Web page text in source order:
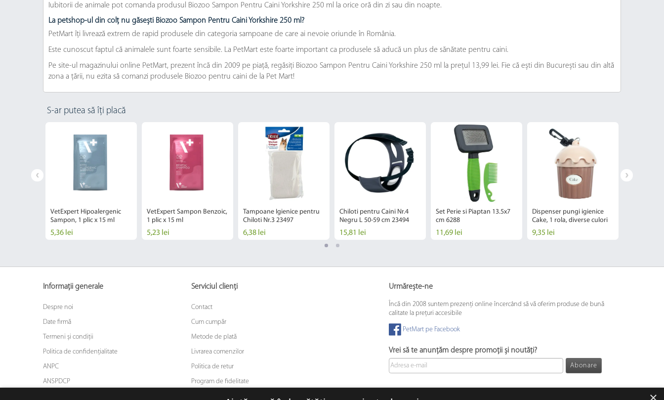
Iubitorii de animale pot comanda produsul Biozoo Sampon Pentru Caini Yorkshire 250 ml la orice oră din zi sau din noapte.
La petshop-ul din colț nu găsești Biozoo Sampon Pentru Caini Yorkshire 250 ml?
PetMart îți livrează extrem de rapid produsele din categoria sampoane de care ai nevoie oriunde în România.
Este cunoscut faptul că animalele sunt foarte sensibile. La PetMart este foarte important ca produsele să aducă un plus de sănătate pentru caini.
Pe site-ul magazinului online PetMart, prezent încă din 2009 pe piață, regăsiți Biozoo Sampon Pentru Caini Yorkshire 250 ml la prețul 13,99 lei. Fie că ești din București sau din altă
zona a țării, nu ezita să comanzi produsele Biozoo pentru caini de la Pet Mart!
S-ar putea să îți placă
VetExpert Hipoalergenic
Sampon, 1 plic x 15 ml
5,36 lei
VetExpert Sampon Benzoic,
1 plic x 15 ml
5,23 lei
Tampoane Igienice pentru
Chiloti Nr.3 23497
6,38 lei
Chiloti pentru Caini Nr.4
Negru L 50-59 cm 23494
15,81 lei
Set Perie si Piaptan 13.5x7
cm 6288
11,69 lei
Dispenser pungi igienice
Cake, 1 rola, diverse culori
9,35 lei
Informații generale
Despre noi
Date firmă
Termeni și condiții
Politica de confidențialitate
ANPC
ANSPDCP
Serviciul clienți
Contact
Cum cumpăr
Metode de plată
Livrarea comenzilor
Politica de retur
Program de fidelitate
Urmărește-ne
Încă din 2008 suntem prezenți online încercând să vă oferim produse de bună
calitate la prețuri accesibile
PetMart pe Facebook
Vrei să te anunțăm despre promoții și noutăți?
Abonare